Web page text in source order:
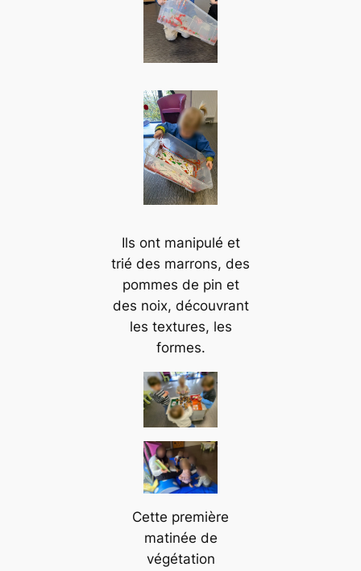
Ils ont manipulé et
trié des marrons, des
pommes de pin et
des noix, découvrant
les textures, les
formes.
Cette première
matinée de
végétation